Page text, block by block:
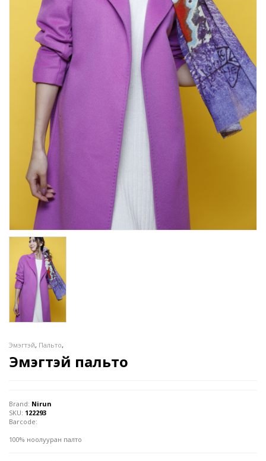
Эмэгтэй, Пальто,
Эмэгтэй пальто
Brand: Nirun
SKU: 122293
Barcode:
100% ноолууран палто